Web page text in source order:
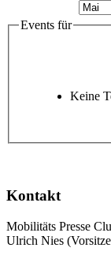
Events für
Keine
Kontakt
Mobilitäts Presse
Ulrich Nies